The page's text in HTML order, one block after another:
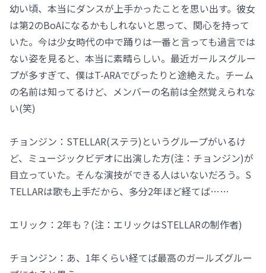
幼い頃、本当にダンスが上手かったことを思い出す。彼女
は第2のBoAになるかもしれないと思って、関心を持って
いた。今は少女時代の中で踊りは一番と言っても過言では
ない姿を見ると、本当に素晴らしい。最近ガールスグルー
プが多すぎて、僕はT-ARAでぴったりと途絶えた。チーム
の名前は知ってるけど、メンバーの名前は全然覚えられな
い(笑)
チョンジン：STELLAR(ステラ)というグループがいるけ
ど、ミュージックビデオに出演した方(注：チョンジン)が
目立っていた。そんな演技ができる人はいないだろう。S
TELLARは歌も上手だから、多分2年ほど経てば……
エリック：2年も？(注：エリックはSTELLARの制作者)
チョンジン：あ、1年くらい経てば最高のガールズグルー